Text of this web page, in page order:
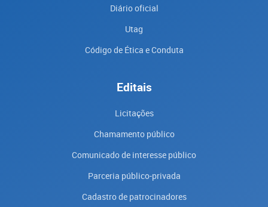
Diário oficial
Utag
Código de Ética e Conduta
Editais
Licitações
Chamamento público
Comunicado de interesse público
Parceria público-privada
Cadastro de patrocinadores